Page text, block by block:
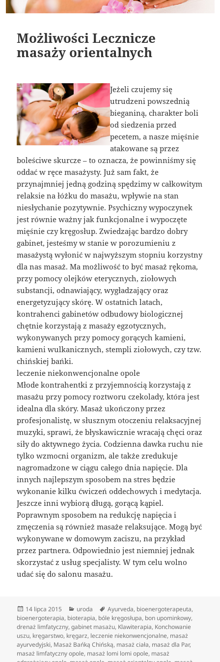
Możliwości Lecznicze
masaży orientalnych
Jeżeli czujemy się
utrudzeni powszednią
bieganiną, charakter boli
od siedzenia przed
pecetem, a nasze mięśnie
atakowane są przez
boleściwe skurcze – to oznacza, że powinniśmy się
oddać w ręce masażysty. Już sam fakt, że
przynajmniej jedną godziną spędzimy w całkowitym
relaksie na łóżku do masażu, wpływie na stan
niesłychanie pozytywnie. Psychiczny wypoczynek
jest równie ważny jak funkcjonalne i wypoczęte
mięśnie czy kręgosłup. Zwiedzając bardzo dobry
gabinet, jesteśmy w stanie w porozumieniu z
masażystą wyłonić w najwyższym stopniu korzystny
dla nas masaż. Ma możliwość to być masaż rękoma,
przy pomocy olejków eterycznych, ziołowych
substancji, odnawiający, wygładzający oraz
energetyzujący skórę. W ostatnich latach,
kontrahenci gabinetów odbudowy biologicznej
chętnie korzystają z masaży egzotycznych,
wykonywanych przy pomocy gorących kamieni,
kamieni wulkanicznych, stempli ziołowych, czy tzw.
chińskiej bańki.
leczenie niekonwencjonalne opole
Młode kontrahentki z przyjemnością korzystają z
masażu przy pomocy roztworu czekolady, która jest
idealna dla skóry. Masaż ukończony przez
profesjonalistę, w słusznym otoczeniu relaksacyjnej
muzyki, sprawi, że błyskawicznie wracają chęci oraz
siły do aktywnego życia. Codzienna dawka ruchu nie
tylko wzmocni organizm, ale także zredukuje
nagromadzone w ciągu całego dnia napięcie. Dla
innych najlepszym sposobem na stres będzie
wykonanie kilku ćwiczeń oddechowych i medytacja.
Jeszcze inni wybiorą długą, gorącą kąpiel.
Poprawnym sposobem na redukcję napięcia i
zmęczenia są również masaże relaksujące. Mogą być
wykonywane w domowym zaciszu, na przykład
przez partnera. Odpowiednio jest niemniej jednak
skorzystać z usług specjalisty. W tym celu wolno
udać się do salonu masażu.
Data
publikacji
14 lipca 2015 Kategorie
uroda Tagi
Ayurveda, bioenergoterapeuta,
bioenergoterapia, bioterapia, bóle kręgosłupa, bon upominkowy,
drenaż limfatyczny,gabinet masażu, Klawiterapia, Konchowanie
uszu, kręgarstwo, kręgarz, leczenie niekonwencjonalne, masaż
ayurvedyjski, Masaż Bańką Chińską, masaż ciała, masaż dla Par,
masaż limfatyczny opole, masaż lomi lomi opole, masaż